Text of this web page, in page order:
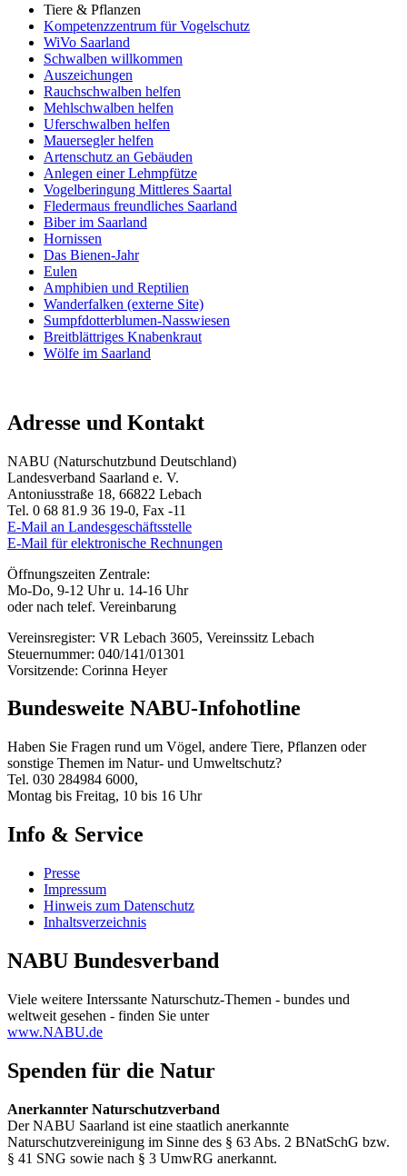
Tiere & Pflanzen
Kompetenzzentrum für Vogelschutz
WiVo Saarland
Schwalben willkommen
Auszeichungen
Rauchschwalben helfen
Mehlschwalben helfen
Uferschwalben helfen
Mauersegler helfen
Artenschutz an Gebäuden
Anlegen einer Lehmpfütze
Vogelberingung Mittleres Saartal
Fledermaus freundliches Saarland
Biber im Saarland
Hornissen
Das Bienen-Jahr
Eulen
Amphibien und Reptilien
Wanderfalken (externe Site)
Sumpfdotterblumen-Nasswiesen
Breitblättriges Knabenkraut
Wölfe im Saarland
Adresse und Kontakt
NABU (Naturschutzbund Deutschland)
Landesverband Saarland e. V.
Antoniusstraße 18, 66822 Lebach
Tel. 0 68 81.9 36 19-0, Fax -11
E-Mail an Landesgeschäftsstelle
E-Mail für elektronische Rechnungen
Öffnungszeiten Zentrale:
Mo-Do, 9-12 Uhr u. 14-16 Uhr
oder nach telef. Vereinbarung
Vereinsregister: VR Lebach 3605, Vereinssitz Lebach
Steuernummer: 040/141/01301
Vorsitzende: Corinna Heyer
Bundesweite NABU-Infohotline
Haben Sie Fragen rund um Vögel, andere Tiere, Pflanzen oder
sonstige Themen im Natur- und Umweltschutz?
Tel. 030 284984 6000,
Montag bis Freitag, 10 bis 16 Uhr
Info & Service
Presse
Impressum
Hinweis zum Datenschutz
Inhaltsverzeichnis
NABU Bundesverband
Viele weitere Interssante Naturschutz-Themen - bundes und
weltweit gesehen - finden Sie unter
www.NABU.de
Spenden für die Natur
Anerkannter Naturschutzverband
Der NABU Saarland ist eine staatlich anerkannte
Naturschutzvereinigung im Sinne des § 63 Abs. 2 BNatSchG bzw.
§ 41 SNG sowie nach § 3 UmwRG anerkannt.